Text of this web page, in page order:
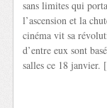
sans limites qui
l’ascension et la
cinéma vit sa
d’entre eux sont
salles ce 18 janvier.